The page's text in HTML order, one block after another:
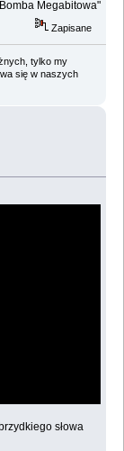
Megabitowa"
Zapisane
tylko my
się w naszych
słowa